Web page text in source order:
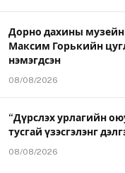
Дорно дахины музейн
Максим Горькийн
нэмэгдсэн
08/08/2026
“Дүрслэх урлагийн
тусгай үзэсгэлэнг
08/08/2026